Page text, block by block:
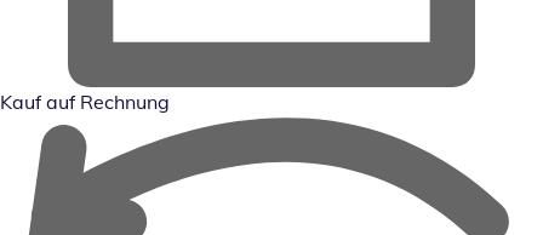
Kauf auf Rechnung